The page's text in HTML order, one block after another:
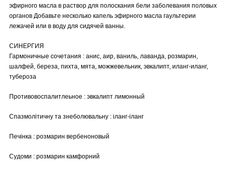
эфирного масла в раствор для полоскания бели заболевания половых
органов Добавьте несколько капель эфирного масла гаультерии
лежачей или в воду для сидячей ванны.
СИНЕРГИЯ
Гармоничные сочетания : анис, аир, ваниль, лаванда, розмарин,
шалфей, береза, пихта, мята, можжевельник, эвкалипт, иланг-иланг,
тубероза
Противовоспалитлеьное : эвкалипт лимонный
Спазмолітичну та знеболювальну : іланг-іланг
Печінка : розмарин вербеноновый
Судоми : розмарин камфорний